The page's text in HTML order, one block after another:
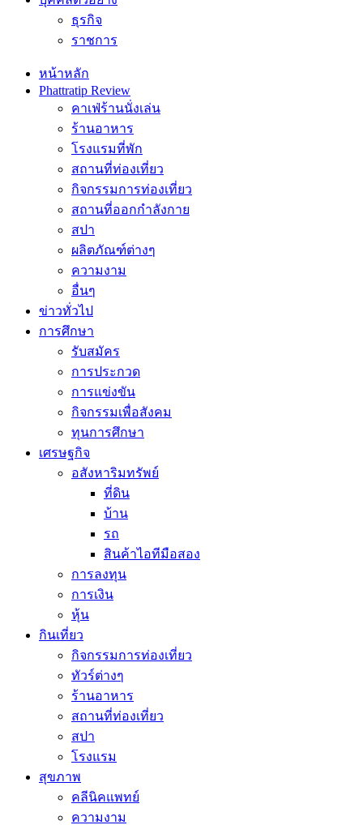
ธุรกิจ
ราชการ
หน้าหลัก
Phattratip Review
คาเฟ่ร้านนั่งเล่น
ร้านอาหาร
โรงแรมที่พัก
สถานที่ท่องเที่ยว
กิจกรรมการท่องเที่ยว
สถานที่ออกกำลังกาย
สปา
ผลิตภัณฑ์ต่างๆ
ความงาม
อื่นๆ
ข่าวทั่วไป
การศึกษา
รับสมัคร
การประกวด
การแข่งขัน
กิจกรรมเพื่อสังคม
ทุนการศึกษา
เศรษฐกิจ
อสังหาริมทรัพย์
ที่ดิน
บ้าน
รถ
สินค้าไอทีมือสอง
การลงทุน
การเงิน
หุ้น
กินเที่ยว
กิจกรรมการท่องเที่ยว
ทัวร์ต่างๆ
ร้านอาหาร
สถานที่ท่องเที่ยว
สปา
โรงแรม
สุขภาพ
คลีนิคแพทย์
ความงาม